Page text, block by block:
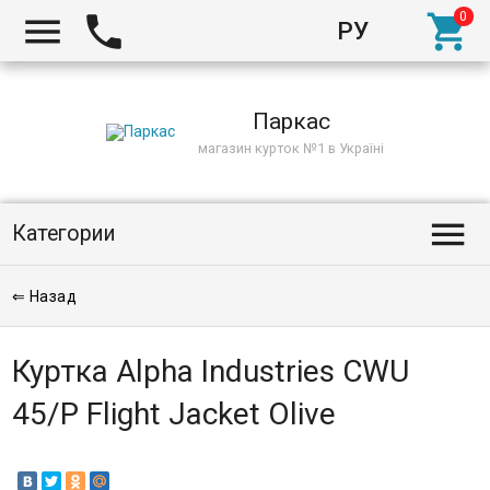
РУ
  
Паркас
магазин курток №1 в Україні
Категории 
⇐ Назад
Куртка Alpha Industries CWU
45/P Flight Jacket Olive